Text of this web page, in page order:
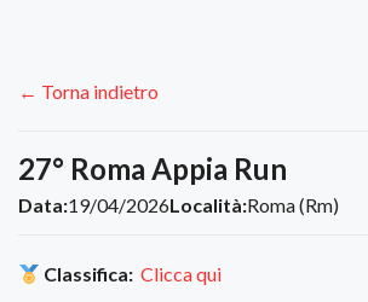
← Torna indietro
27° Roma Appia Run
Data:19/04/2026Località:Roma (Rm)
Classifica: Clicca qui